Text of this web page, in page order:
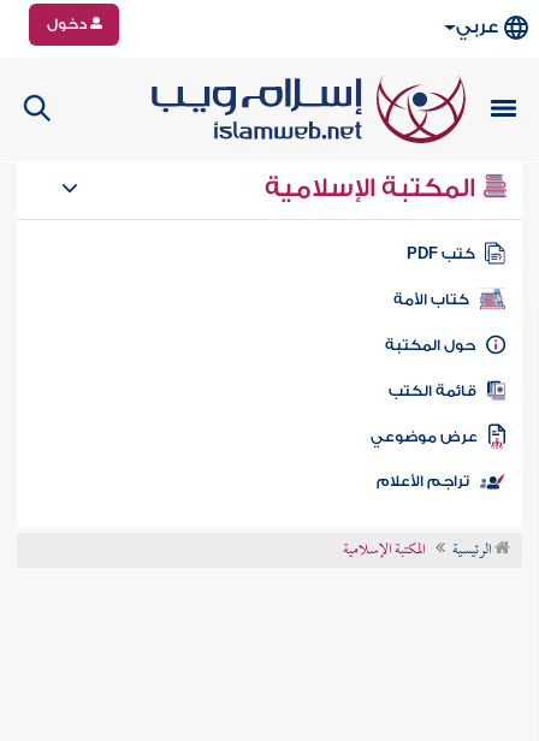
عربي دخول
المكتبة الإسلامية
كتب PDF
كتاب الأمة
المكتبة
الكتب
موضوعي
تراجم الأعلام
الرئيسية المكتبة الإسلامية